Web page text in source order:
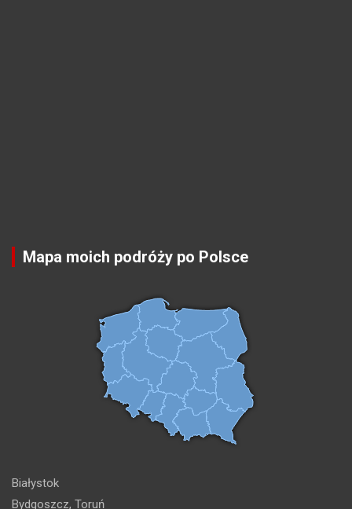
Mapa moich podróży po Polsce
Białystok
Bydgoszcz, Toruń